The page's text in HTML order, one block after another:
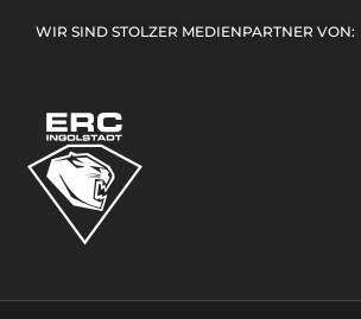
WIR SIND STOLZER MEDIENPARTNER VON: